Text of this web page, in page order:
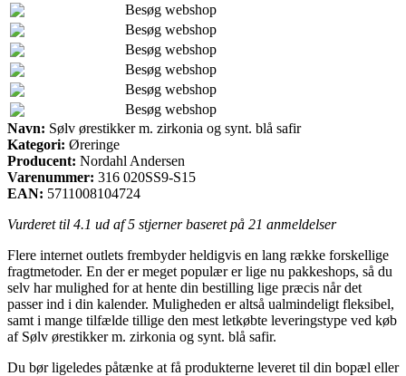
Besøg webshop
Besøg webshop
Besøg webshop
Besøg webshop
Besøg webshop
Besøg webshop
Navn: Sølv ørestikker m. zirkonia og synt. blå safir
Kategori: Øreringe
Producent: Nordahl Andersen
Varenummer: 316 020SS9-S15
EAN: 5711008104724
Vurderet til 4.1 ud af 5 stjerner baseret på 21 anmeldelser
Flere internet outlets frembyder heldigvis en lang række forskellige
fragtmetoder. En der er meget populær er lige nu pakkeshops, så du
selv har mulighed for at hente din bestilling lige præcis når det
passer ind i din kalender. Muligheden er altså ualmindeligt fleksibel,
samt i mange tilfælde tillige den mest letkøbte leveringstype ved køb
af Sølv ørestikker m. zirkonia og synt. blå safir.
Du bør ligeledes påtænke at få produkterne leveret til din bopæl eller